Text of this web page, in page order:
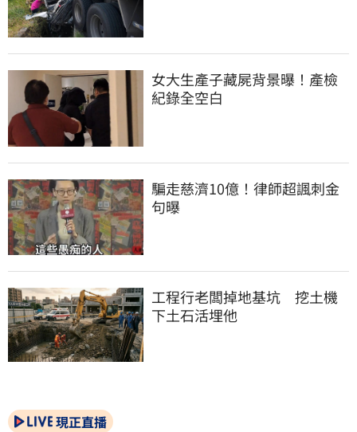
女大生產子藏屍背景曝！產檢
紀錄全空白
騙走慈濟10億！律師超諷刺金
句曝
工程行老闆掉地基坑　挖土機
下土石活埋他
現正直播